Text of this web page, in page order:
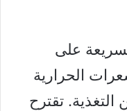
على
الحرارية
التغذية. تقترح